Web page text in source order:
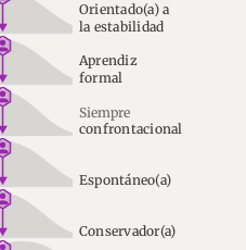
Orientado(a) a
la estabilidad
Aprendiz
formal
Siempre
confrontacional
Espontáneo(a)
Conservador(a)